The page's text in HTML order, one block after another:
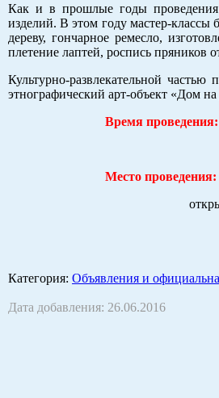
Как и в прошлые годы проведения
изделий. В этом году мастер-классы
дереву, гончарное ремесло,
плетение лаптей, роспись пряников
Культурно-развлекательной
этнографический арт-объект «Дом
Время проведения:
Место проведения:
открытая
Категория: Объявления и
Дата добавления: 26.06.2016